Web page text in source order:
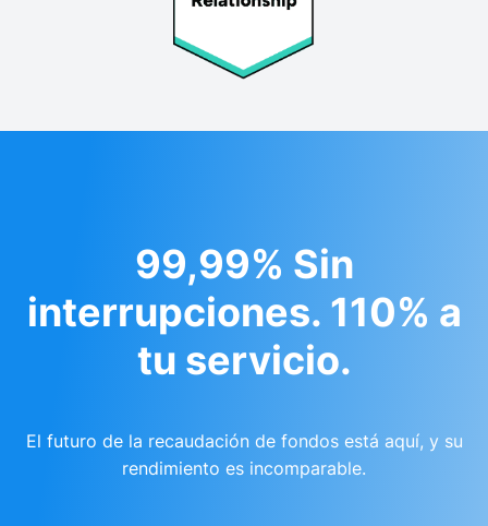
99,99% Sin
interrupciones. 110% a
tu servicio.
El futuro de la recaudación de fondos está aquí, y su
rendimiento es incomparable.